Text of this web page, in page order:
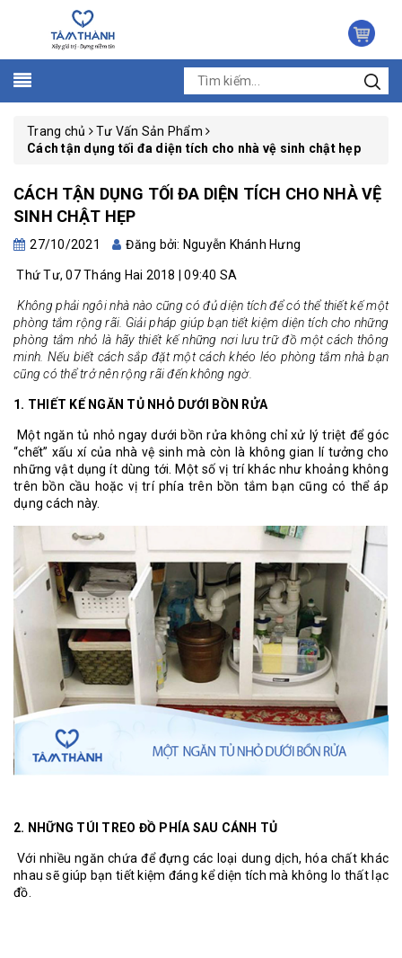
Trang chủ
Tư Vấn Sản Phẩm
Cách tận dụng tối đa diện tích cho nhà vệ sinh chật hẹp
CÁCH TẬN DỤNG TỐI ĐA DIỆN TÍCH CHO NHÀ VỆ
SINH CHẬT HẸP
27/10/2021 Đăng bởi: Nguyễn Khánh Hưng
Thứ Tư, 07 Tháng Hai 2018 | 09:40 SA
Không phải ngôi nhà nào cũng có đủ diện tích để có thể thiết kế một
phòng tắm rộng rãi. Giải pháp giúp bạn tiết kiệm diện tích cho những
phòng tắm nhỏ là hãy thiết kế những nơi lưu trữ đồ một cách thông
minh. Nếu biết cách sắp đặt một cách khéo léo phòng tắmnhà bạn
cũng có thể trở nên rộng rãi đến không ngờ.
1. THIẾT KẾ NGĂN TỦ NHỎ DƯỚI BỒN RỬA
Một ngăn tủ nhỏ ngay dưới bồn rửa không chỉ xử lý triệt để góc
“chết” xấu xí của nhà vệ sinh mà còn là không gian lí tưởng cho
những vật dụng ít dùng tới. Một số vị trí khác như khoảng không
trên bồn cầu hoặc vị trí phía trên bồn tắm bạn cũng có thể áp
dụng cách này.
2. NHỮNG TÚI TREO ĐỒ PHÍA SAU CÁNH TỦ
Với nhiều ngăn chứa để đựng các loại dung dịch, hóa chất khác
nhau sẽ giúp bạn tiết kiệm đáng kể diện tích mà không lo thất lạc
đồ.